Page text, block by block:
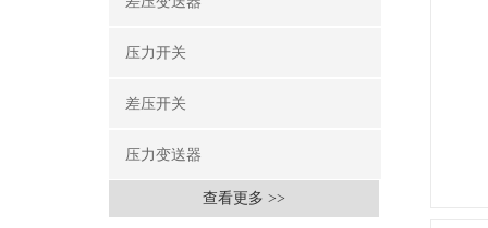
压力开关
差压开关
压力变送器
查看更多 >>